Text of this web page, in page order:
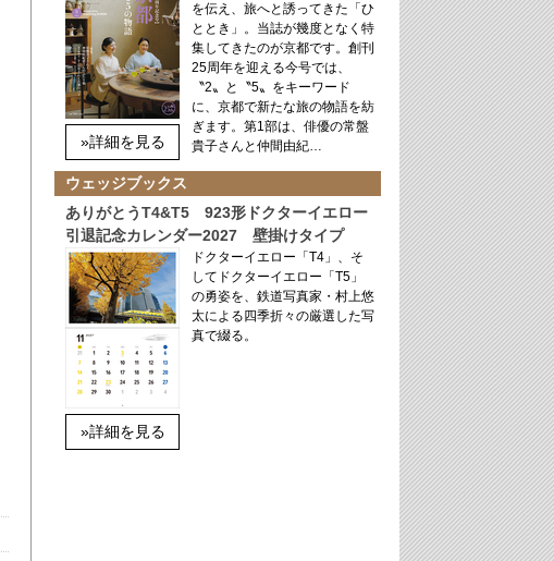
»詳細を見る
を伝え、旅へと誘ってきた「ひ
ととき」。当誌が幾度となく特
集してきたのが京都です。創刊
25周年を迎える今号では、
〝2〟と〝5〟をキーワード
に、京都で新たな旅の物語を紡
ぎます。第1部は、俳優の常盤
貴子さんと仲間由紀…
ウェッジブックス
ありがとうT4&T5 923形ドクターイエロー
引退記念カレンダー2027 壁掛けタイプ
»詳細を見る
ドクターイエロー「T4」、そ
してドクターイエロー「T5」
の勇姿を、鉄道写真家・村上悠
太による四季折々の厳選した写
真で綴る。